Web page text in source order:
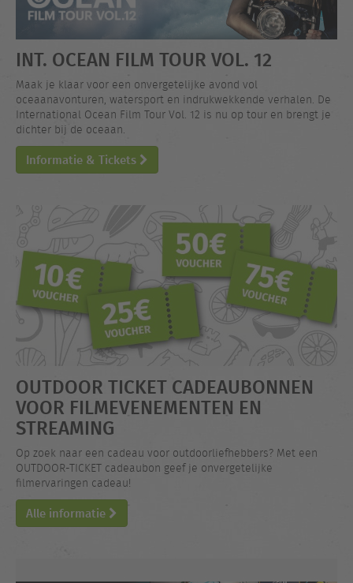
INT. OCEAN FILM TOUR VOL. 12
Maak je klaar voor een onvergetelijke avond vol
oceaanavonturen, watersport en indrukwekkende verhalen. De
International Ocean Film Tour Vol. 12 is nu op tour en brengt je
dichter bij de oceaan.
Informatie & Tickets
OUTDOOR TICKET CADEAUBONNEN
VOOR FILMEVENEMENTEN EN
STREAMING
Op zoek naar een cadeau voor outdoorliefhebbers? Met een
OUTDOOR-TICKET cadeaubon geef je onvergetelijke
filmervaringen cadeau!
Alle informatie